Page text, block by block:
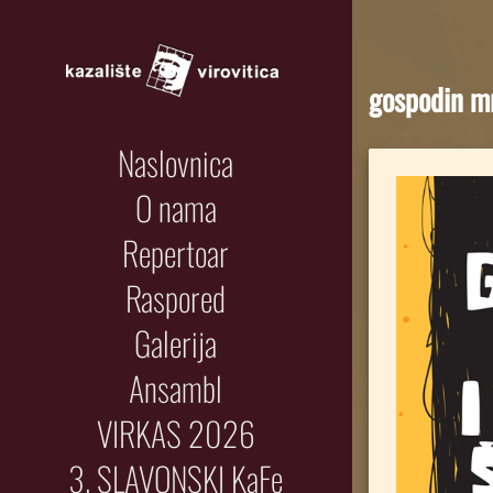
Naslovnica
O nama
Repertoar
Raspored
Galerija
Ansambl
VIRKAS 2026
3. SLAVONSKI KaFe
gospodin